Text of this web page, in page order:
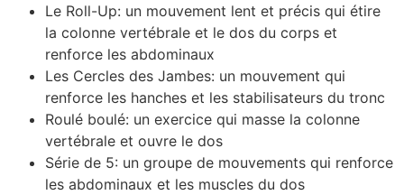
Le Roll-Up: un mouvement lent et précis qui étire
la colonne vertébrale et le dos du corps et
renforce les abdominaux
Les Cercles des Jambes: un mouvement qui
renforce les hanches et les stabilisateurs du tronc
Roulé boulé: un exercice qui masse la colonne
vertébrale et ouvre le dos
Série de 5: un groupe de mouvements qui renforce
les abdominaux et les muscles du dos